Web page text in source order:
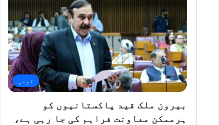
قومی
بیرون ملک قید پاکستانیوں کو
ہرممکن معاونت فراہم کی جا رہی ہے،